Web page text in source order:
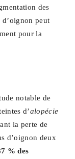
des
peut
pour la
notable de
d’alopécie
la perte de
d’oignon deux
% des